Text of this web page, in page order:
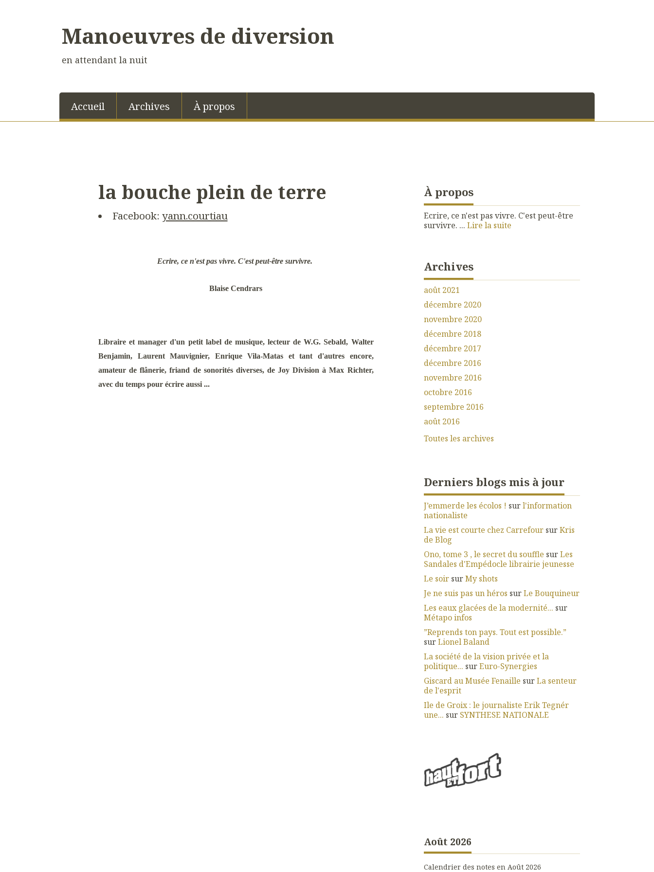
Manoeuvres de diversion
en attendant la nuit
Accueil Archives À propos
la bouche plein de terre
Facebook: yann.courtiau
Ecrire, ce n'est pas vivre. C'est peut-être survivre.
Blaise Cendrars
Libraire et manager d'un petit label de musique, lecteur de W.G. Sebald, Walter
Benjamin, Laurent Mauvignier, Enrique Vila-Matas et tant d'autres encore,
amateur de flânerie, friand de sonorités diverses, de Joy Division à Max Richter,
avec du temps pour écrire aussi ...
À propos
Ecrire, ce n'est pas vivre. C'est peut-être
survivre. ... Lire la suite
Archives
août 2021
décembre 2020
novembre 2020
décembre 2018
décembre 2017
décembre 2016
novembre 2016
octobre 2016
septembre 2016
août 2016
Toutes les archives
Derniers blogs mis à jour
J’emmerde les écolos ! surl'information
nationaliste
La vie est courte chez CarrefoursurKris
de Blog
Ono, tome 3 , le secret du souffle surLes
Sandales d'Empédocle librairie jeunesse
Le soirsurMy shots
Je ne suis pas un héros surLe Bouquineur
Les eaux glacées de la modernité... sur
Métapo infos
”Reprends ton pays. Tout est possible.”
surLionel Baland
La société de la vision privée et la
politique... surEuro-Synergies
Giscard au Musée Fenaille surLa senteur
de l'esprit
Ile de Groix : le journaliste Erik Tegnér
une... sur SYNTHESE NATIONALE
Août 2026
Calendrier des notes en Août 2026